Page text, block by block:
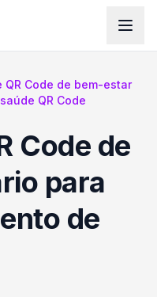
QR Code de bem-estar
QR Code
Code de
para
de